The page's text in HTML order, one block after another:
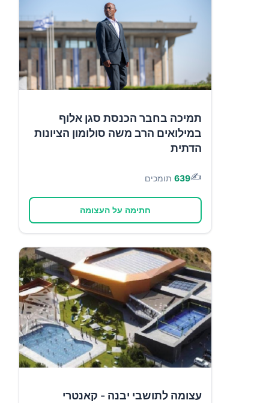
תמיכה בחבר הכנסת סגן אלוף
במילואים הרב משה סולומון הציונות
הדתית
✍️
639 תומכים
חתימה על העצומה
עצומה לתושבי יבנה - קאנטרי